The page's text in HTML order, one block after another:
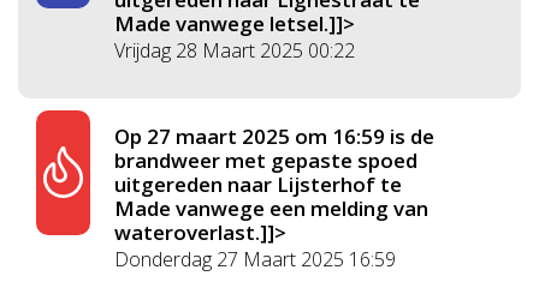
Made vanwege letsel.]]>
Vrijdag 28 Maart 2025 00:22
Op 27 maart 2025 om 16:59 is de
brandweer met gepaste spoed
uitgereden naar Lijsterhof te
Made vanwege een melding van
wateroverlast.]]>
Donderdag 27 Maart 2025 16:59